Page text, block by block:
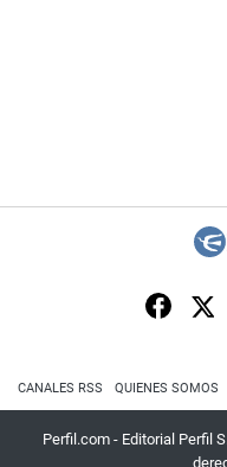
CANALES RSS QUIENES SOMOS
Perfil.com - Editorial Perfil